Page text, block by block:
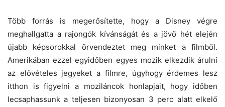
Több forrás is megerősítette, hogy a Disney végre
meghallgatta a rajongók kívánságát és a jövő hét elején
újabb képsorokkal örvendeztet meg minket a filmből.
Amerikában ezzel egyidőben egyes mozik elkezdik árulni
az elővételes jegyeket a filmre, úgyhogy érdemes lesz
itthon is figyelni a moziláncok honlapjait, hogy időben
lecsaphassunk a teljesen bizonyosan 3 perc alatt elkelő